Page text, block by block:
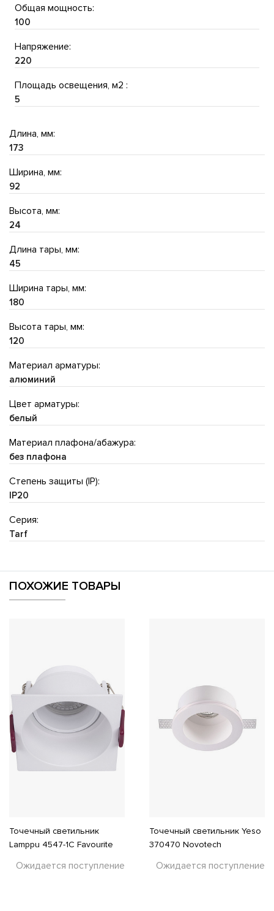
Общая мощность:
100
Напряжение:
220
Площадь освещения, м2 :
5
Длина, мм:
173
Ширина, мм:
92
Высота, мм:
24
Длина тары, мм:
45
Ширина тары, мм:
180
Высота тары, мм:
120
Материал арматуры:
алюминий
Цвет арматуры:
белый
Материал плафона/абажура:
без плафона
Степень защиты (IP):
IP20
Серия:
Tarf
ПОХОЖИЕ ТОВАРЫ
Точечный светильник
Lamppu 4547-1C Favourite
Ожидается поступление
Точечный светильник Yeso
370470 Novotech
Ожидается поступление